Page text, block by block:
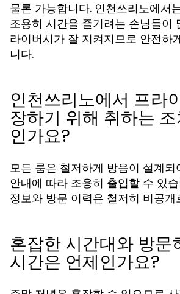
물론 가능합니다. 인천쓰리노에서
조용히 시간을 즐기려는 손님들이
라이버시가 잘 지켜지므로 안전하
니다.
인천쓰리노에서 프라
장하기 위해 취하는
인가요?
모든 룸은 철저하게 방음이 설계되
안내에 따라 조용히 출입할 수 있
정보와 방문 이력은 철저히 비공개
혼잡한 시간대와 방문
시간은 언제인가요?